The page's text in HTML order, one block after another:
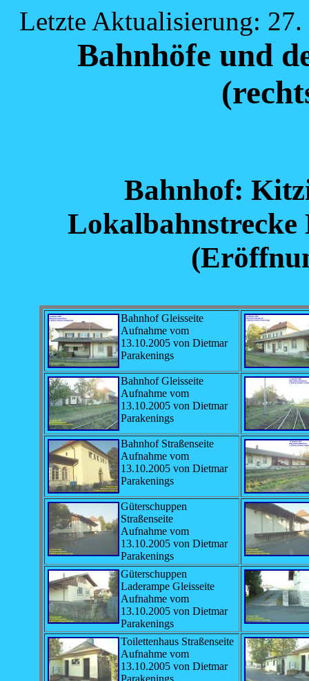
Letzte Aktualisierung:
Bahnhöfe und
Bahnhof:
Lokalbahnstrecke
Bahnhof Gleisseite
Aufnahme vom
13.10.2005 von Dietmar
Parakenings
Bahnhof Gleisseite
Aufnahme vom
13.10.2005 von Dietmar
Parakenings
Bahnhof Straßenseite
Aufnahme vom
13.10.2005 von Dietmar
Parakenings
Güterschuppen
Straßenseite
Aufnahme vom
13.10.2005 von Dietmar
Parakenings
Güterschuppen
Laderampe Gleisseite
Aufnahme vom
13.10.2005 von Dietmar
Parakenings
Toilettenhaus Straßenseite
Aufnahme vom
13.10.2005 von Dietmar
Parakenings